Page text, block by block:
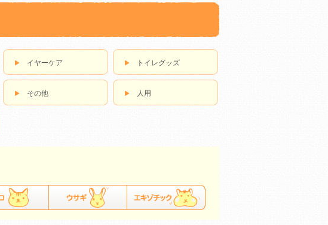
イヤーケア トイレグッズ
その他 人用